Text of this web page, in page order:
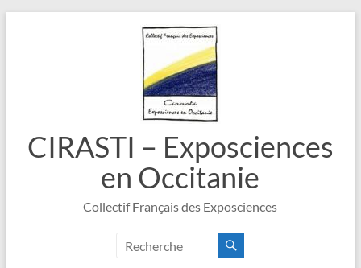
CIRASTI – Exposciences
en Occitanie
Collectif Français des Exposciences